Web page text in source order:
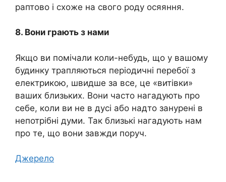
раптово і схоже на свого роду осяяння.
8. Вони грають з нами
Якщо ви помічали коли-небудь, що у вашому
будинку трапляються періодичні перебої з
електрикою, швидше за все, це «витівки»
ваших близьких. Вони часто нагадують про
себе, коли ви не в дусі або надто занурені в
непотрібні думи. Так близькі нагадують нам
про те, що вони завжди поруч.
Джерело